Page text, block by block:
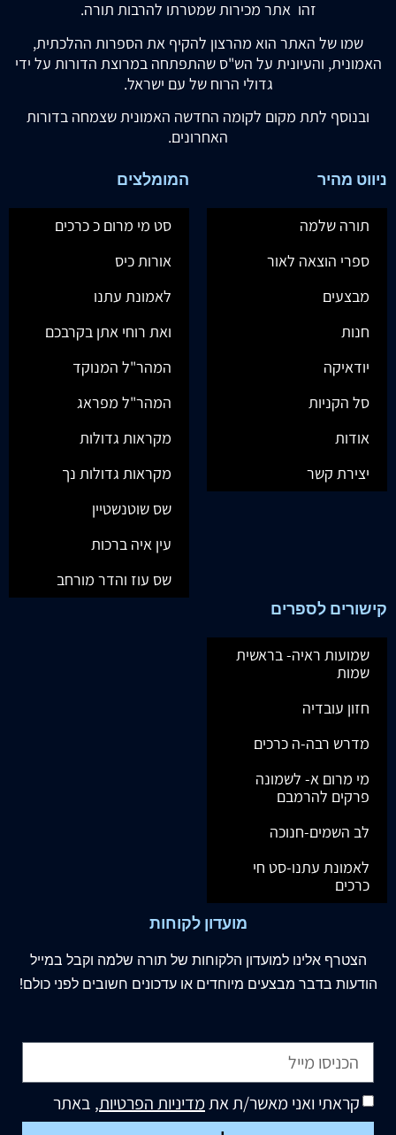
זהו אתר מכירות שמטרתו להרבות תורה.
שמו של האתר הוא מהרצון להקיף את הספרות ההלכתית,
האמונית, והעיונית על הש"ס שהתפתחה במרוצת הדורות על ידי
גדולי הרוח של עם ישראל.
ובנוסף לתת מקום לקומה החדשה האמונית שצמחה בדורות
האחרונים.
ניווט מהיר
תורה שלמה
ספרי הוצאה לאור
מבצעים
חנות
יודאיקה
סל הקניות
אודות
יצירת קשר
המומלצים
סט מי מרום כ כרכים
אורות כיס
לאמונת עתנו
ואת רוחי אתן בקרבכם
המהר"ל המנוקד
המהר"ל מפראג
מקראות גדולות
מקראות גדולות נך
שס שוטנשטיין
עין איה ברכות
שס עוז והדר מורחב
קישורים לספרים
שמועות ראיה- בראשית
שמות
חזון עובדיה
מדרש רבה-ה כרכים
מי מרום א- לשמונה
פרקים להרמבם
לב השמים-חנוכה
לאמונת עתנו-סט חי
כרכים
מועדון לקוחות
הצטרף אלינו למועדון הלקוחות של תורה שלמה וקבל במייל
הודעות בדבר מבצעים מיוחדים או עדכונים חשובים לפני כולם!
קראתי ואני מאשר/ת אתמדיניות הפרטיות, באתר